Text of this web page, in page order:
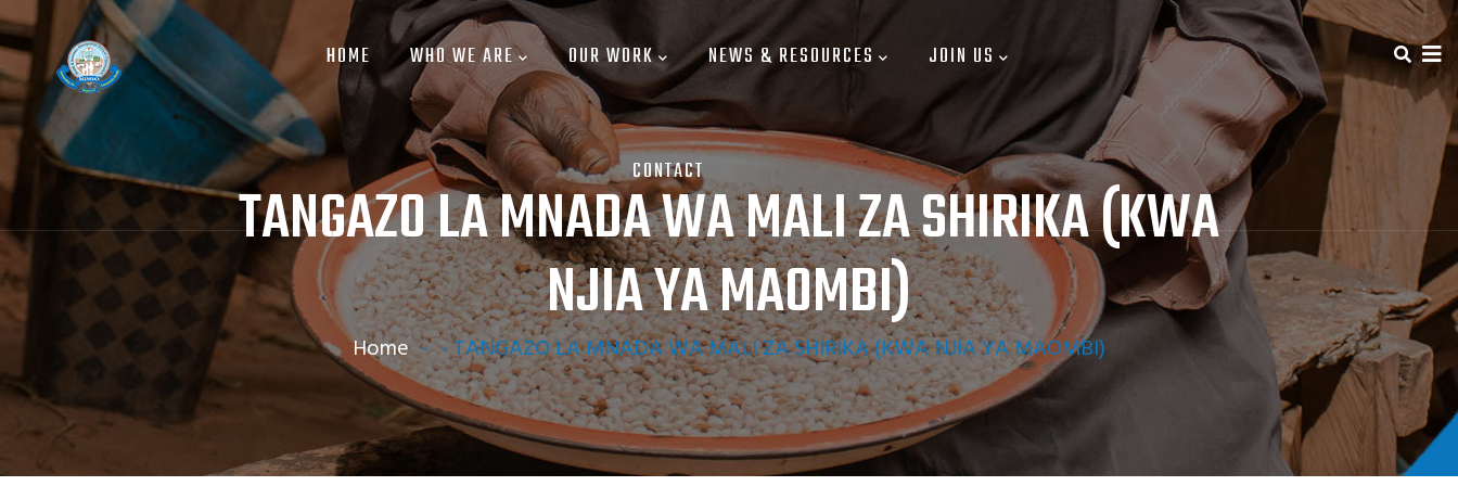
Skip
to
main
content
MAIN
NAVIGATIONHOME WHO WE ARE OUR WORK NEWS & RESOURCES JOIN US
CONTACT
TANGAZO LA MNADA WA MALI ZA SHIRIKA (KWA
NJIA YA MAOMBI)
Home - -TANGAZO LA MNADA WA MALI ZA SHIRIKA (KWA NJIA YA MAOMBI)